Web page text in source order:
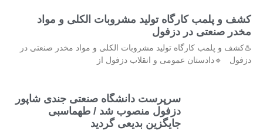
کشف و پلمب کارگاه تولید مشروبات الکلی و مواد
مخدر صنعتی در دزفول
♨️کشف و پلمب کارگاه تولید مشروبات الکلی و مواد مخدر صنعتی در
دزفول 🔹دادستان عمومی و انقلاب دزفول از
سرپرست دانشگاه صنعتی جندی شاپور
دزفول منصوب شد / طهماسبی
جایگزین بدیعی گردید